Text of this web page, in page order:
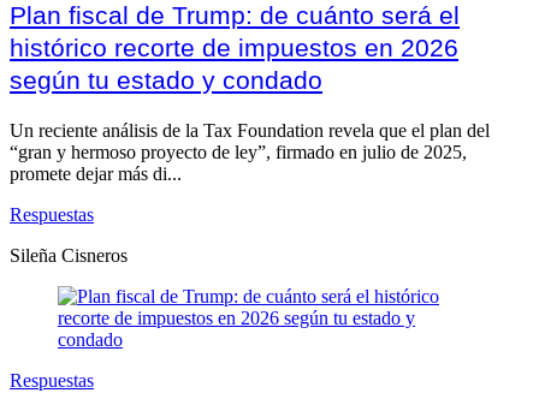
Plan fiscal de Trump: de cuánto será el
histórico recorte de impuestos en 2026
según tu estado y condado
Un reciente análisis de la Tax Foundation revela que el plan del
“gran y hermoso proyecto de ley”, firmado en julio de 2025,
promete dejar más di...
Respuestas
Sileña Cisneros
Respuestas